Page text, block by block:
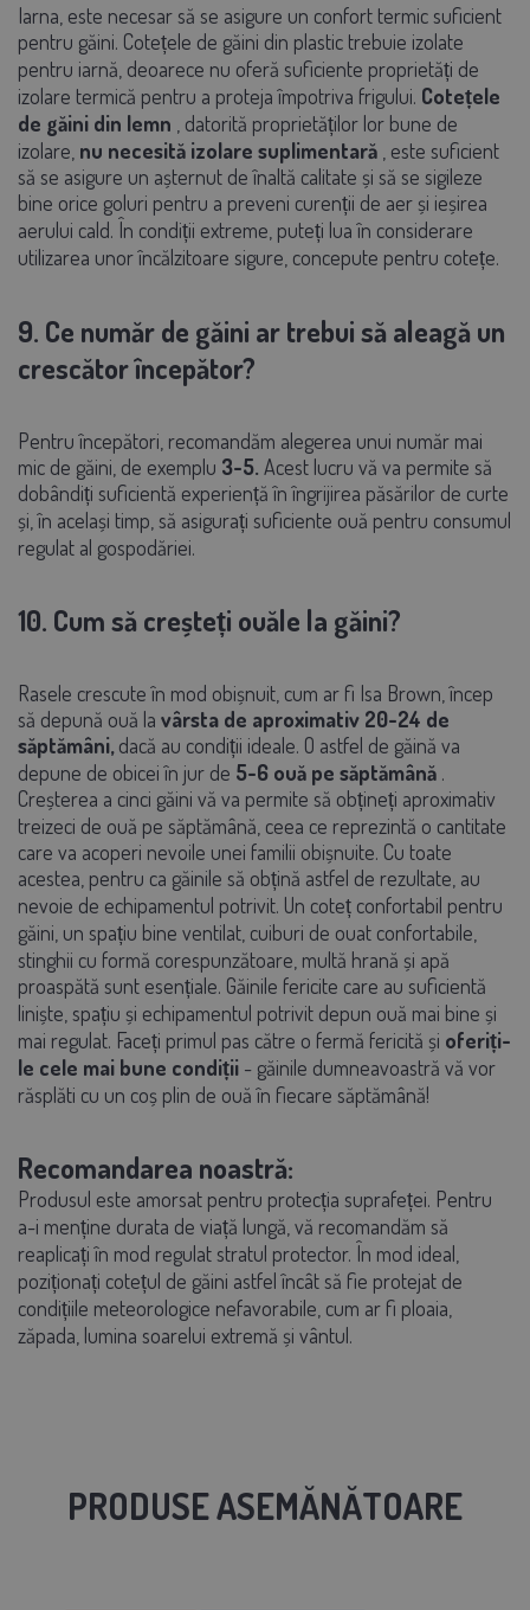
Iarna, este necesar să se asigure un confort termic suficient
pentru găini. Cotețele de găini din plastic trebuie izolate
pentru iarnă, deoarece nu oferă suficiente proprietăți de
izolare termică pentru a proteja împotriva frigului. Cotețele
de găini din lemn , datorită proprietăților lor bune de
izolare, nu necesită izolare suplimentară , este suficient
să se asigure un așternut de înaltă calitate și să se sigileze
bine orice goluri pentru a preveni curenții de aer și ieșirea
aerului cald. În condiții extreme, puteți lua în considerare
utilizarea unor încălzitoare sigure, concepute pentru cotețe.
9. Ce număr de găini ar trebui să aleagă un
crescător începător?
Pentru începători, recomandăm alegerea unui număr mai
mic de găini, de exemplu 3-5. Acest lucru vă va permite să
dobândiți suficientă experiență în îngrijirea păsărilor de curte
și, în același timp, să asigurați suficiente ouă pentru consumul
regulat al gospodăriei.
10. Cum să creșteți ouăle la găini?
Rasele crescute în mod obișnuit, cum ar fi Isa Brown, încep
să depună ouă la vârsta de aproximativ 20-24 de
săptămâni, dacă au condiții ideale. O astfel de găină va
depune de obicei în jur de 5-6 ouă pe săptămână .
Creșterea a cinci găini vă va permite să obțineți aproximativ
treizeci de ouă pe săptămână, ceea ce reprezintă o cantitate
care va acoperi nevoile unei familii obișnuite. Cu toate
acestea, pentru ca găinile să obțină astfel de rezultate, au
nevoie de echipamentul potrivit. Un coteț confortabil pentru
găini, un spațiu bine ventilat, cuiburi de ouat confortabile,
stinghii cu formă corespunzătoare, multă hrană și apă
proaspătă sunt esențiale. Găinile fericite care au suficientă
liniște, spațiu și echipamentul potrivit depun ouă mai bine și
mai regulat. Faceți primul pas către o fermă fericită și oferiți-
le cele mai bune condiții - găinile dumneavoastră vă vor
răsplăti cu un coș plin de ouă în fiecare săptămână!
Recomandarea noastră:
Produsul este amorsat pentru protecția suprafeței. Pentru
a-i menține durata de viață lungă, vă recomandăm să
reaplicați în mod regulat stratul protector. În mod ideal,
poziționați cotețul de găini astfel încât să fie protejat de
condițiile meteorologice nefavorabile, cum ar fi ploaia,
zăpada, lumina soarelui extremă și vântul.
PRODUSE ASEMĂNĂTOARE